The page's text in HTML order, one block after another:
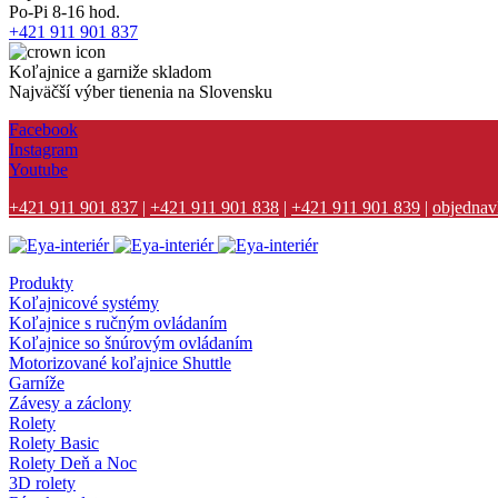
Po-Pi 8-16 hod.
+421 911 901 837
Koľajnice a garniže skladom
Najväčší výber tienenia na Slovensku
Facebook
Instagram
Youtube
+421 911 901 837 | +421 911 901 838 | +421 911 901 839 |
Produkty
Koľajnicové systémy
Koľajnice s ručným ovládaním
Koľajnice so šnúrovým ovládaním
Motorizované koľajnice Shuttle
Garníže
Závesy a záclony
Rolety
Rolety Basic
Rolety Deň a Noc
3D rolety